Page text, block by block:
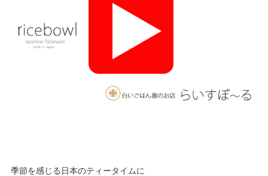
季節を感じる日本のティータイムに